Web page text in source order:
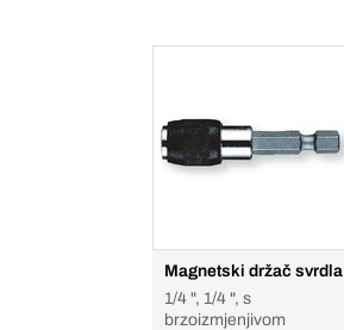
Magnetski držač svrdla
1/4 ", 1/4 ", s
brzoizmjenjivom